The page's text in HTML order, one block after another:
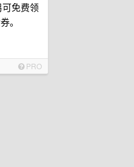
可免费领
。
PRO